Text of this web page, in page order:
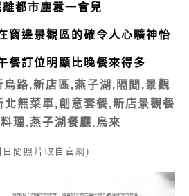
都市塵囂一會兒
窗邊景觀區的確令人心曠神怡
餐訂位明顯比晚餐來得多
日間照片取自官網)